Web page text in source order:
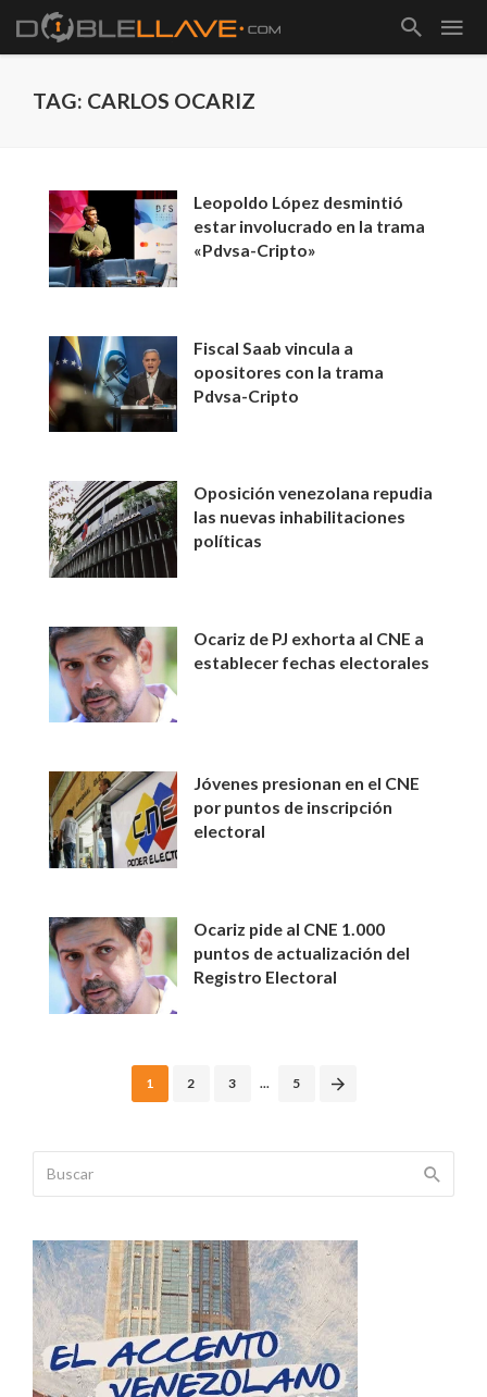
TAG: CARLOS OCARIZ
Leopoldo López desmintió
estar involucrado en la trama
«Pdvsa-Cripto»
Fiscal Saab vincula a
opositores con la trama
Pdvsa-Cripto
Oposición venezolana repudia
las nuevas inhabilitaciones
políticas
Ocariz de PJ exhorta al CNE a
establecer fechas electorales
Jóvenes presionan en el CNE
por puntos de inscripción
electoral
Ocariz pide al CNE 1.000
puntos de actualización del
Registro Electoral
1 2 3 ... 5